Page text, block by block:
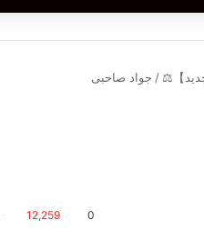
/ جواد صاحبی
0
12,259